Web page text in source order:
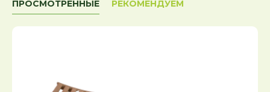
ПРОСМОТРЕННЫЕ РЕКОМЕНДУЕМ